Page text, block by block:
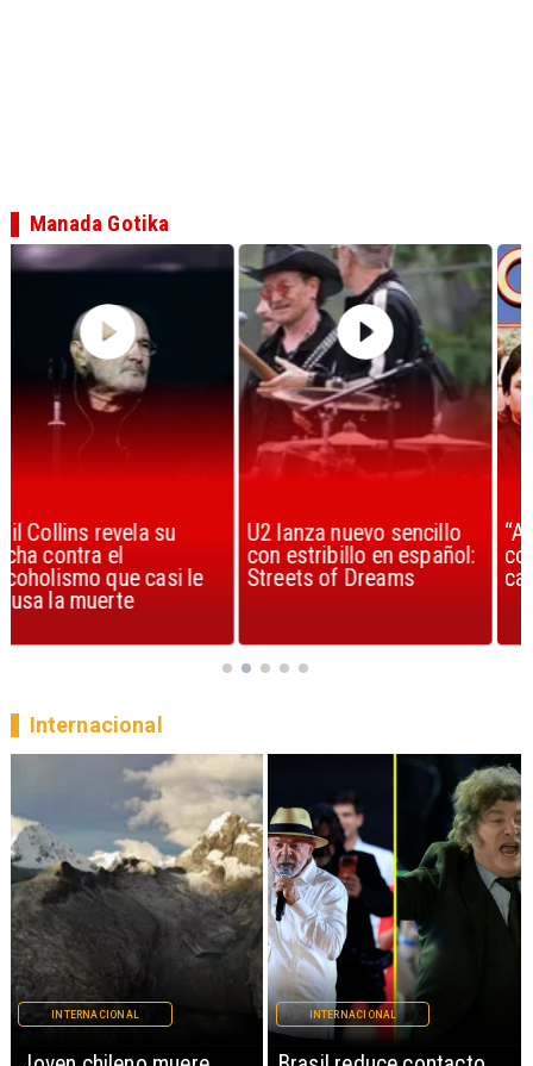
U2 lanza nuevo sencillo
con estribillo en español:
Streets of Dreams
“Africa” de Toto es
considerada la mejor
canción, según la ciencia
Manada Gotika
INTERNACIONAL INTERNACIONAL
Internacional